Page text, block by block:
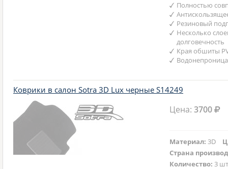
Полностью
Резиновый
Несколько
долговечность
Края обшиты
Коврики в салон Sotra 3D Lux черные S14249
Цена:3700
Материал:3D
Страна
Количество:3